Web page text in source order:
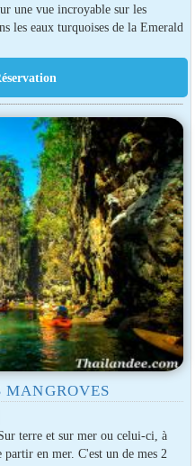
une vue incroyable sur les
les eaux turquoises de la Emerald
terre et sur mer ou celui-ci, à
en mer. C'est un de mes 2